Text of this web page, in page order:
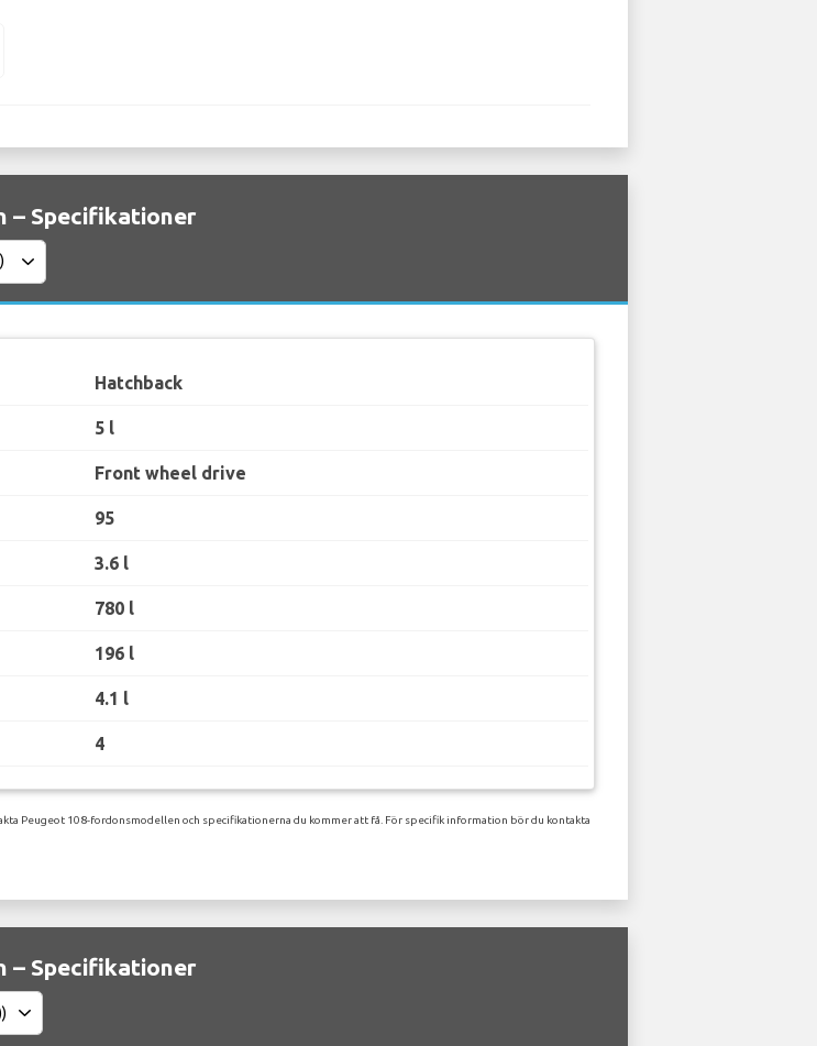
– Specifikationer
Hatchback
5 l
Front wheel drive
95
3.6 l
780 l
196 l
4.1 l
4
Peugeot 108-fordonsmodellen och specifikationerna du kommer att få. För specifik information bör du kontakta
– Specifikationer